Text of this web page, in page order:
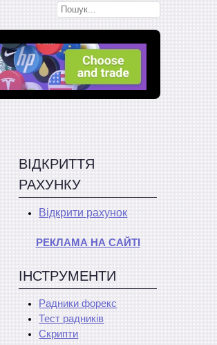
ВІДКРИТТЯ
РАХУНКУ
Відкрити рахунок
РЕКЛАМА НА САЙТІ
ІНСТРУМЕНТИ
Радники форекс
Тест радників
Скрипти